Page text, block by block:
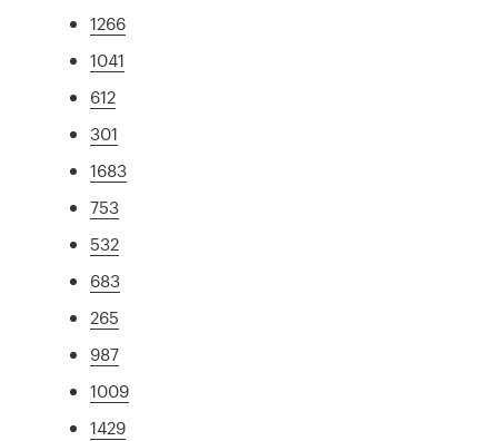
1266
1041
612
301
1683
753
532
683
265
987
1009
1429